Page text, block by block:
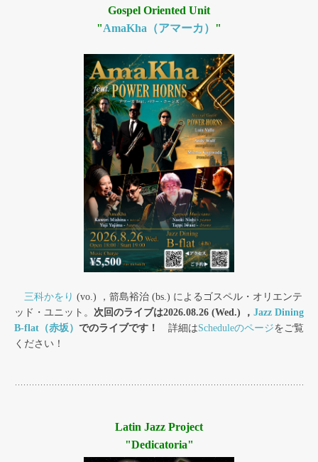
Gospel Oriented Unit
"AmaKha（アマーカ） "
三科かをり (vo.) ，箭島裕治 (bs.) によるゴスペル・オリエンテ
ッド・ユニット。 次回のライブは2026.08.26 (Wed.) ， Jazz Dining
B-flat（赤坂） でのライブです！ 詳細はScheduleのページをご覧
ください！
Latin Jazz Project
"Dedicatoria"